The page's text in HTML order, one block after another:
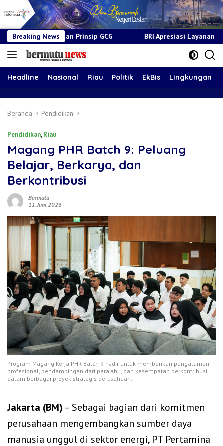
Breaking News
GCG BRI Apresiasi Layanan Kepada Pensiunan Jadi
Headline Nasional Riau Politik EkBis Lingkungan
Beranda Pendidikan
Pendidikan,Riau
Magang PHR Batch 9: Peluang
Belajar, Berkarya, dan
Berkontribusi
Bermutu
11 Juni 2026
Program Magang Kerja PHR Batch 9 hadir untuk memberikan pengalaman
profesional, pendampingan dari para ahli, dan kesempatan berkontribusi
dalam berbagai proyek strategis perusahaan.
Jakarta (BM) – Sebagai bagian dari komitmen
perusahaan mengembangkan sumber daya
manusia unggul di sektor energi, PT Pertamina